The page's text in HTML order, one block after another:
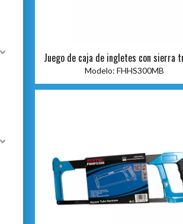
Juego de caja de ingletes con sierra
de 12'
Modelo: FHHS300MB